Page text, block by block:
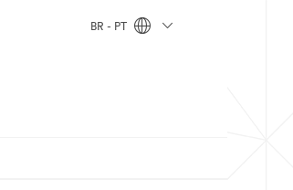
BR - PT